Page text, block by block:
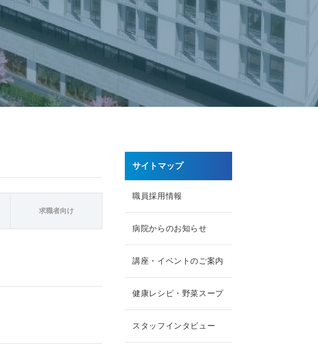
求職者向け
サイトマップ
職員採用情報
病院からのお知らせ
講座・イベントのご案内
健康レシピ・野菜スープ
スタッフインタビュー